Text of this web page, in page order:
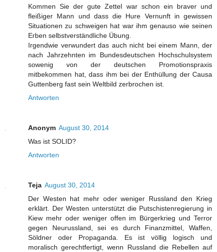
Kommen Sie der gute Zettel war schon ein braver und
fleißiger Mann und dass die Hure Vernunft in gewissen
Situationen zu schweigen hat war ihm genauso wie seinen
Erben selbstverständliche Übung.
Irgendwie verwundert das auch nicht bei einem Mann, der
nach Jahrzehnten im Bundesdeutschen Hochschulsystem
sowenig von der deutschen Promotionspraxis
mitbekommen hat, dass ihm bei der Enthüllung der Causa
Guttenberg fast sein Weltbild zerbrochen ist.
Antworten
Anonym August 30, 2014
Was ist SOLID?
Antworten
Teja August 30, 2014
Der Westen hat mehr oder weniger Russland den Krieg
erklärt. Der Westen unterstützt die Putschistenregierung in
Kiew mehr oder weniger offen im Bürgerkrieg und Terror
gegen Neurussland, sei es durch Finanzmittel, Waffen,
Söldner oder Propaganda. Es ist völlig logisch und
moralisch gerechtfertigt, wenn Russland die Rebellen auf